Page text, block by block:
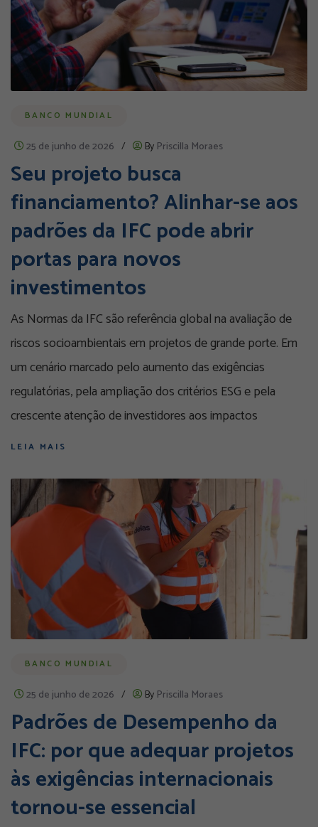
BANCO MUNDIAL
25 de junho de 2026 / By Priscilla Moraes
Seu projeto busca
financiamento? Alinhar-se aos
padrões da IFC pode abrir
portas para novos
investimentos
As Normas da IFC são referência global na avaliação de
riscos socioambientais em projetos de grande porte. Em
um cenário marcado pelo aumento das exigências
regulatórias, pela ampliação dos critérios ESG e pela
crescente atenção de investidores aos impactos
LEIA MAIS
BANCO MUNDIAL
25 de junho de 2026 / By Priscilla Moraes
Padrões de Desempenho da
IFC: por que adequar projetos
às exigências internacionais
tornou-se essencial